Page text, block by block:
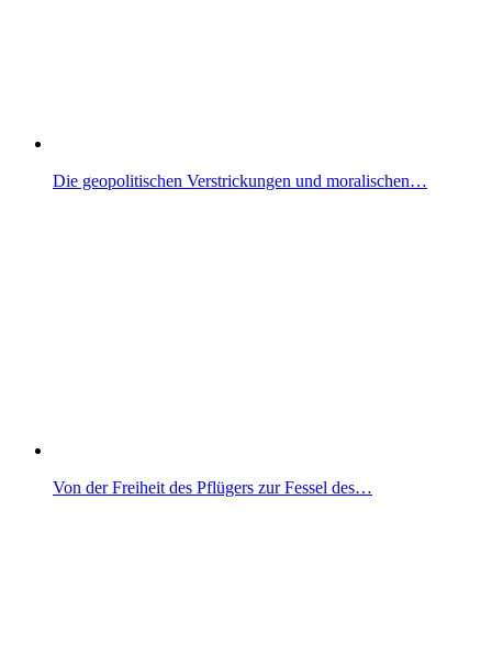
Die geopolitischen Verstrickungen und moralischen…
Von der Freiheit des Pflügers zur Fessel des…